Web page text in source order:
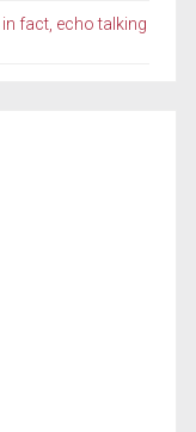
in fact, echo talking